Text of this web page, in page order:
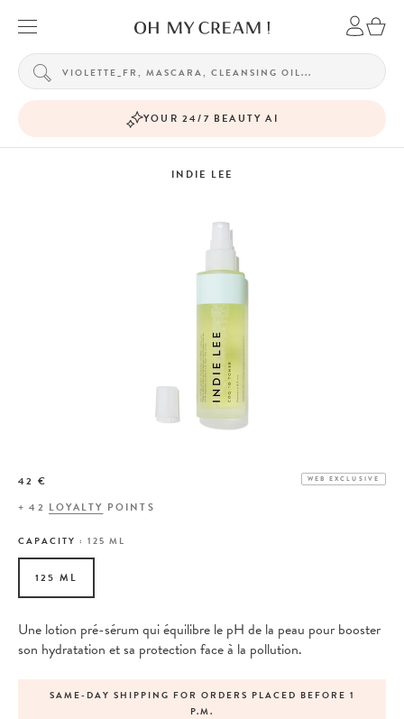
YOUR 24/7 BEAUTY AI
INDIE LEE
42 € WEB EXCLUSIVE
+42 LOYALTY POINTS
CAPACITY : 125 ML
125 ML
Une lotion pré-sérum qui équilibre le pH de la peau pour booster
son hydratation et sa protection face à la pollution.
SAME-DAY SHIPPING FOR ORDERS PLACED BEFORE 1
P.M.